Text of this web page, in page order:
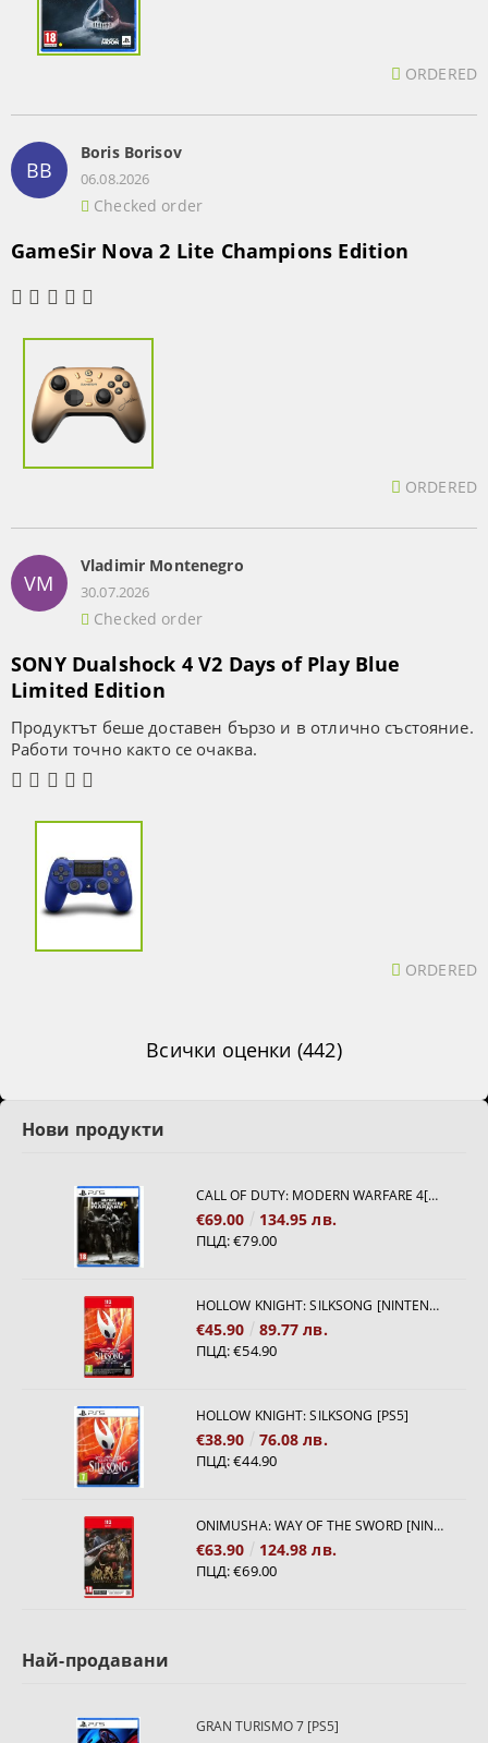
ORDERED
BB
Boris Borisov
06.08.2026
Checked order
GameSir Nova 2 Lite Champions Edition
ORDERED
VM
Vladimir Montenegro
30.07.2026
Checked order
SONY Dualshock 4 V2 Days of Play Blue
Limited Edition
Продуктът беше доставен бързо и в отлично състояние.
Работи точно както се очаква.
ORDERED
Всички оценки (442)
Нови продукти
CALL OF DUTY: MODERN WARFARE 4[PS5]
€69.00 134.95 лв.
ПЦД:€79.00
HOLLOW KNIGHT: SILKSONG [NINTENDO SWITCH 2]
€45.90 89.77 лв.
ПЦД:€54.90
HOLLOW KNIGHT: SILKSONG [PS5]
€38.90 76.08 лв.
ПЦД:€44.90
ONIMUSHA: WAY OF THE SWORD [NINTENDO SWITCH 2]
€63.90 124.98 лв.
ПЦД:€69.00
Най-продавани
GRAN TURISMO 7 [PS5]